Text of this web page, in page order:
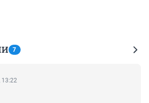
7
13:22